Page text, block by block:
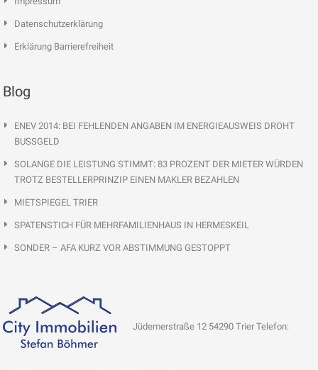
Datenschutzerklärung
Erklärung Barrierefreiheit
Blog
ENEV 2014: BEI FEHLENDEN ANGABEN IM ENERGIEAUSWEIS DROHT
BUSSGELD
SOLANGE DIE LEISTUNG STIMMT: 83 PROZENT DER MIETER WÜRDEN
TROTZ BESTELLERPRINZIP EINEN MAKLER BEZAHLEN
MIETSPIEGEL TRIER
SPATENSTICH FÜR MEHRFAMILIENHAUS IN HERMESKEIL
SONDER – AFA KURZ VOR ABSTIMMUNG GESTOPPT
Jüdemerstraße 12 54290 Trier Telefon: